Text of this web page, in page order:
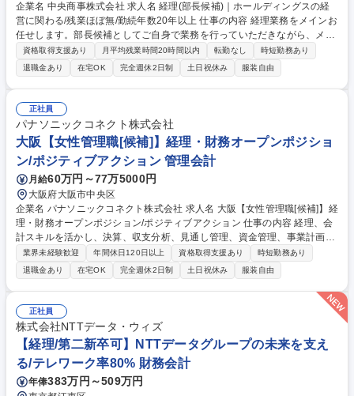
企業名 中央商事株式会社 求人名 経理(部長候補)｜ホールディングスの経
営に関わる/残業ほぼ無/勤続年数20年以上 仕事の内容 経理業務をメインお
任せします。部長候補としてご自身で業務を行っていただきながら、メン
バーマネジメントも担っていただきます。当社は子会社4社のホールディ
ングズカンパニーでグループの管理部門を統括 しており、状況に応じて子
会社の支援を行います。 【安定の経営基盤】当社は子会社4社の経営母体
として出資を行っております。秋葉原/横浜/金町等に自社物件を保有し経
営基盤を強固に整備。そのほか保険業、薬局の運営を手掛けております。
景気に左右されることはなく、創立70年の老舗企業です。 募集職種 経理
(部長候補)｜ホールディングスの経営に関わる/残業ほぼ無/勤続年数20年
以上
資格取得支援あり 月平均残業時間20時間以内 転勤なし
時短勤務あり
退職金あり
在宅OK 完全週休2日制 土日祝休み 服装自由
正社員
パナソニックコネクト株式会社
大阪【女性管理職[候補]】経理・財務オープンポジショ
ン/ポジティブアクション 管理会計
月給60万円～77万5000円
大阪府大阪市中央区
企業名 パナソニックコネクト株式会社 求人名 大阪【女性管理職[候補]】経
理・財務オープンポジション/ポジティブアクション 仕事の内容 経理、会
計スキルを活かし、決算、収支分析、見通し管理、資金管理、事業計画策
定、内部統制等を担当。パナソニックコネクトグループ各事業の業績管
理、経営分析も担っていただきます。 ■決算、会計統制、財務報告の推進
■収支分析、見通し管理、資金管理 ■事業計画策定、業績管理、経営分析 ■
内部統制、ガバナンス強化 ■ビジネス部門への課題報告、意思決定支援
【仕事の魅力】単なる数値管理にとどまらず、事業を動かす経営管理に関
われます。現場領域の経理財務を統括し、将来のマネジメント候補として
成長できます。 募集職種 大阪【女性管理職[候補]】経理・財務オープンポ
ジション/ポジティブアクション
業界未経験歓迎 年間休日120日以上 資格取得支援あり
時短勤務あり
退職金あり
在宅OK 完全週休2日制 土日祝休み 服装自由
正社員
株式会社NTTデータ・ウィズ
【経理/第二新卒可】NTTデータグループの未来を支え
る/テレワーク率80% 財務会計
年俸383万円～509万円